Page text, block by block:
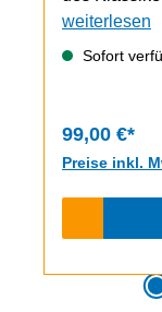
6000K bietet
praktisches
Schloss
Familie von
weiterlesen
Sofort
99,00 €*
Preise inkl.